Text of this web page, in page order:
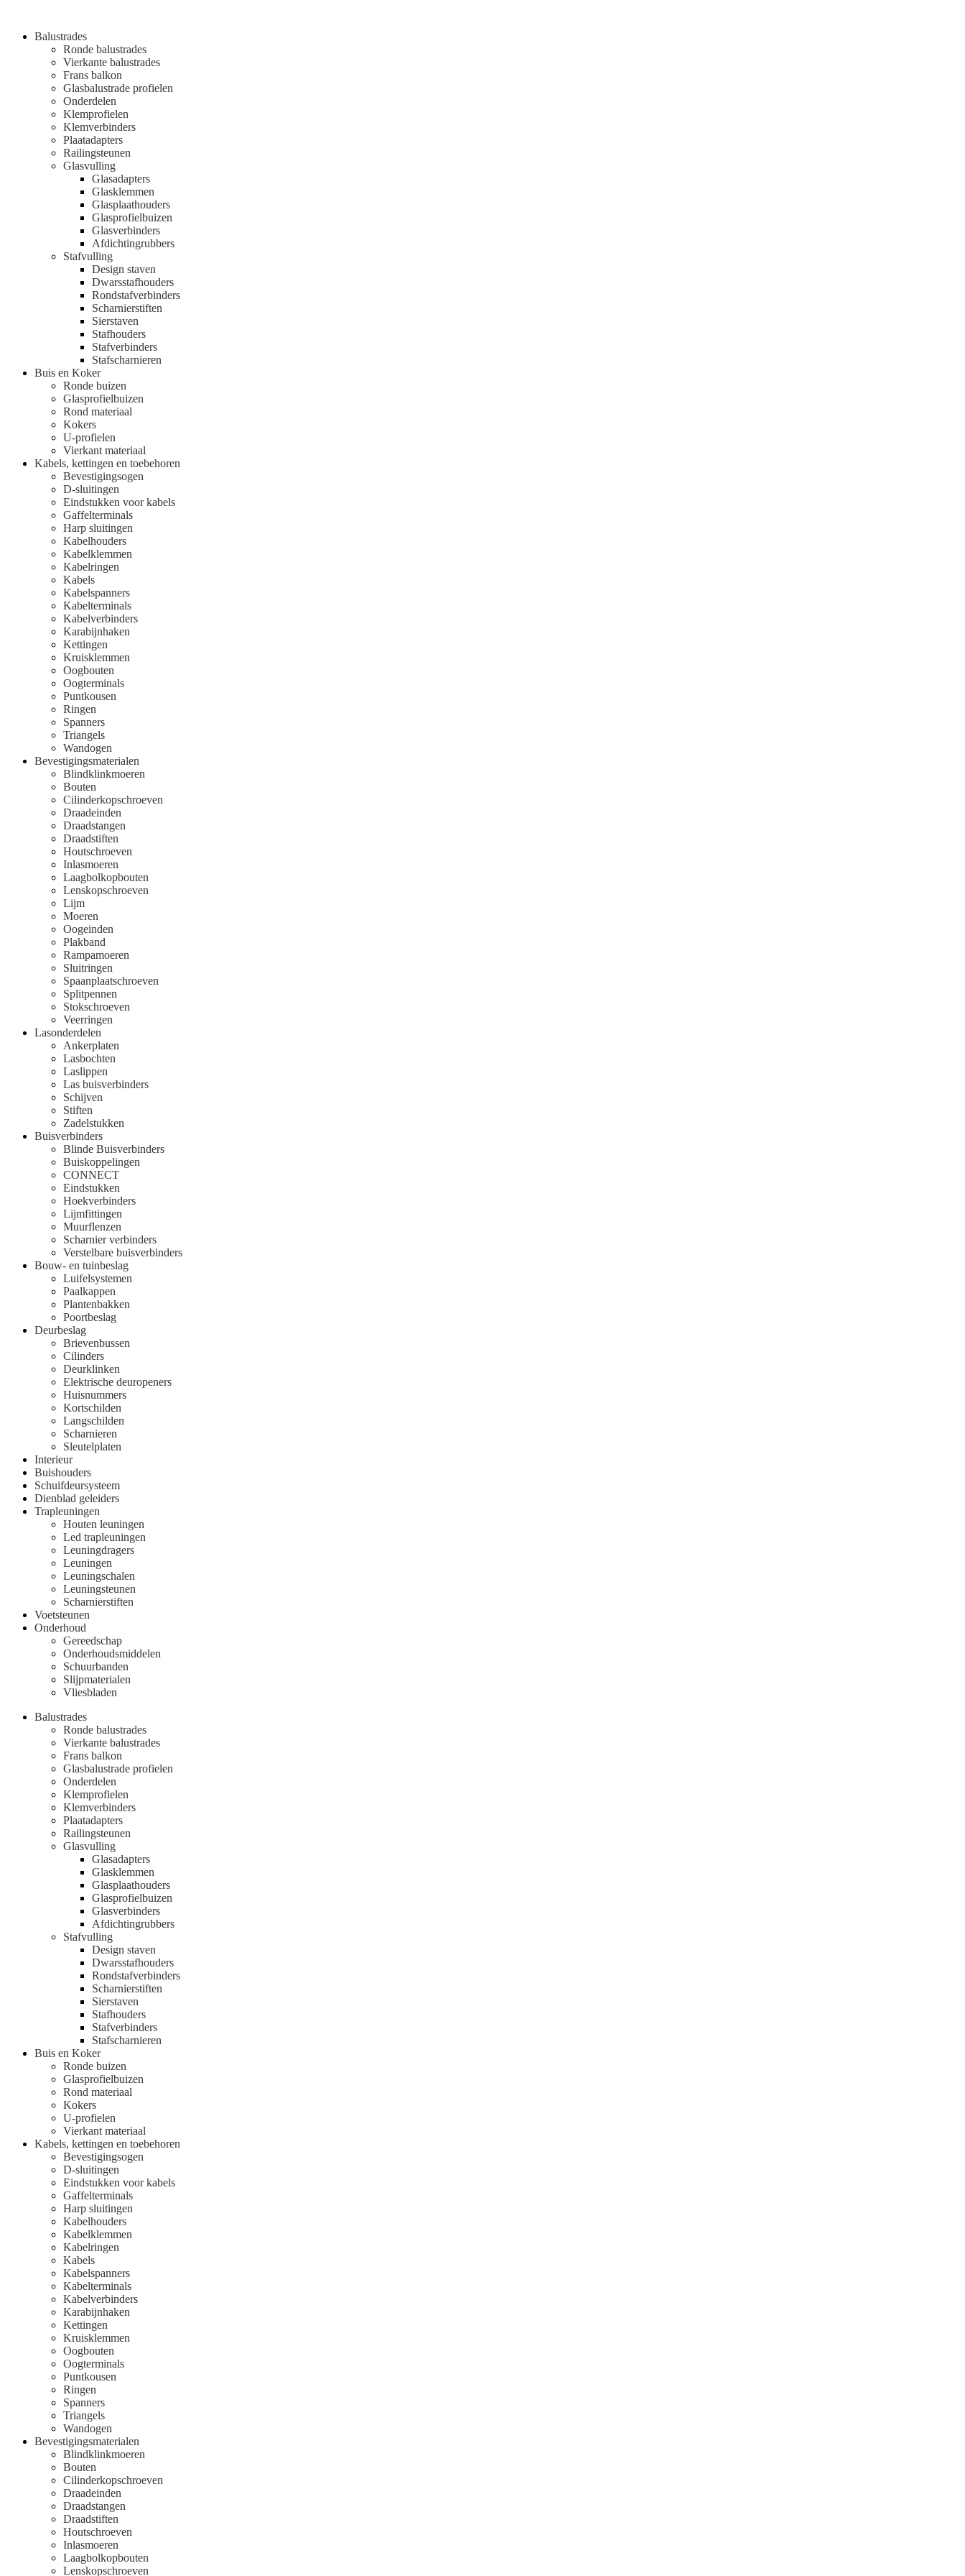
Balustrades
Ronde balustrades
Vierkante balustrades
Frans balkon
Glasbalustrade profielen
Onderdelen
Klemprofielen
Klemverbinders
Plaatadapters
Railingsteunen
Glasvulling
Glasadapters
Glasklemmen
Glasplaathouders
Glasprofielbuizen
Glasverbinders
Afdichtingrubbers
Stafvulling
Design staven
Dwarsstafhouders
Rondstafverbinders
Scharnierstiften
Sierstaven
Stafhouders
Stafverbinders
Stafscharnieren
Buis en Koker
Ronde buizen
Glasprofielbuizen
Rond materiaal
Kokers
U-profielen
Vierkant materiaal
Kabels, kettingen en toebehoren
Bevestigingsogen
D-sluitingen
Eindstukken voor kabels
Gaffelterminals
Harp sluitingen
Kabelhouders
Kabelklemmen
Kabelringen
Kabels
Kabelspanners
Kabelterminals
Kabelverbinders
Karabijnhaken
Kettingen
Kruisklemmen
Oogbouten
Oogterminals
Puntkousen
Ringen
Spanners
Triangels
Wandogen
Bevestigingsmaterialen
Blindklinkmoeren
Bouten
Cilinderkopschroeven
Draadeinden
Draadstangen
Draadstiften
Houtschroeven
Inlasmoeren
Laagbolkopbouten
Lenskopschroeven
Lijm
Moeren
Oogeinden
Plakband
Rampamoeren
Sluitringen
Spaanplaatschroeven
Splitpennen
Stokschroeven
Veerringen
Lasonderdelen
Ankerplaten
Lasbochten
Laslippen
Las buisverbinders
Schijven
Stiften
Zadelstukken
Buisverbinders
Blinde Buisverbinders
Buiskoppelingen
CONNECT
Eindstukken
Hoekverbinders
Lijmfittingen
Muurflenzen
Scharnier verbinders
Verstelbare buisverbinders
Bouw- en tuinbeslag
Luifelsystemen
Paalkappen
Plantenbakken
Poortbeslag
Deurbeslag
Brievenbussen
Cilinders
Deurklinken
Elektrische deuropeners
Huisnummers
Kortschilden
Langschilden
Scharnieren
Sleutelplaten
Interieur
Buishouders
Schuifdeursysteem
Dienblad geleiders
Trapleuningen
Houten leuningen
Led trapleuningen
Leuningdragers
Leuningen
Leuningschalen
Leuningsteunen
Scharnierstiften
Voetsteunen
Onderhoud
Gereedschap
Onderhoudsmiddelen
Schuurbanden
Slijpmaterialen
Vliesbladen
Balustrades
Ronde balustrades
Vierkante balustrades
Frans balkon
Glasbalustrade profielen
Onderdelen
Klemprofielen
Klemverbinders
Plaatadapters
Railingsteunen
Glasvulling
Glasadapters
Glasklemmen
Glasplaathouders
Glasprofielbuizen
Glasverbinders
Afdichtingrubbers
Stafvulling
Design staven
Dwarsstafhouders
Rondstafverbinders
Scharnierstiften
Sierstaven
Stafhouders
Stafverbinders
Stafscharnieren
Buis en Koker
Ronde buizen
Glasprofielbuizen
Rond materiaal
Kokers
U-profielen
Vierkant materiaal
Kabels, kettingen en toebehoren
Bevestigingsogen
D-sluitingen
Eindstukken voor kabels
Gaffelterminals
Harp sluitingen
Kabelhouders
Kabelklemmen
Kabelringen
Kabels
Kabelspanners
Kabelterminals
Kabelverbinders
Karabijnhaken
Kettingen
Kruisklemmen
Oogbouten
Oogterminals
Puntkousen
Ringen
Spanners
Triangels
Wandogen
Bevestigingsmaterialen
Blindklinkmoeren
Bouten
Cilinderkopschroeven
Draadeinden
Draadstangen
Draadstiften
Houtschroeven
Inlasmoeren
Laagbolkopbouten
Lenskopschroeven